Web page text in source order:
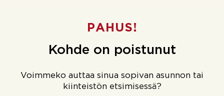
PAHUS!
Kohde on poistunut
Voimmeko auttaa sinua sopivan asunnon tai
kiinteistön etsimisessä?